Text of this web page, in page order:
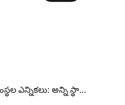
ఎన్నికలు: అన్ని స్థా…